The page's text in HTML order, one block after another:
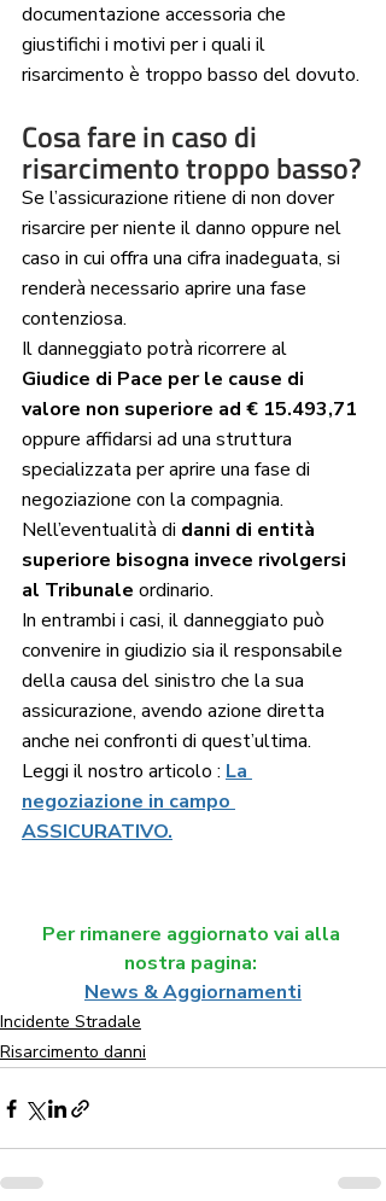
documentazione accessoria che
giustifichi i motivi per i quali il
risarcimento è troppo basso del dovuto.
Cosa fare in caso di
risarcimento troppo basso?
Se l’assicurazione ritiene di non dover
risarcire per niente il danno oppure nel
caso in cui offra una cifra inadeguata, si
renderà necessario aprire una fase
contenziosa.
Il danneggiato potrà ricorrere al
Giudice di Pace per le cause di
valore non superiore ad € 15.493,71
oppure affidarsi ad una struttura
specializzata per aprire una fase di
negoziazione con la compagnia.
Nell’eventualità di danni di entità
superiore bisogna invece rivolgersi
al Tribunale ordinario.
In entrambi i casi, il danneggiato può
convenire in giudizio sia il responsabile
della causa del sinistro che la sua
assicurazione, avendo azione diretta
anche nei confronti di quest’ultima.
Leggi il nostro articolo : La
negoziazione in campo
ASSICURATIVO.
Per rimanere aggiornato vai alla
nostra pagina:
News & Aggiornamenti
Incidente Stradale
Risarcimento danni